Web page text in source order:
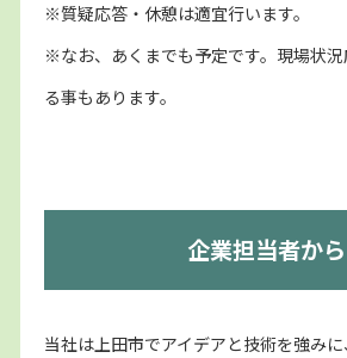
※質疑応答・休憩は適宜行います。
※なお、あくまでも予定です。現場状
る事もあります。
企業担当者から
当社は上田市でアイデアと技術を強み